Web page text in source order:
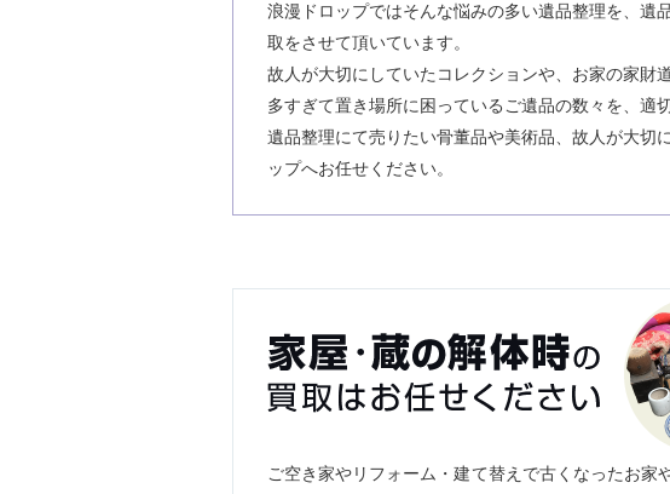
浪漫ドロップではそんな悩みの多い遺品整理を、遺
取をさせて頂いています。
故人が大切にしていたコレクションや、お家の家財
多すぎて置き場所に困っているご遺品の数々を、適
遺品整理にて売りたい骨董品や美術品、故人が大切
ップへお任せください。
ご空き家やリフォーム・建て替えで古くなったお家